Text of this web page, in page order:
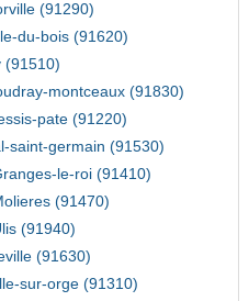
(91290)
du-bois (91620)
(91510)
montceaux (91830)
pate (91220)
saint-germain (91530)
le-roi (91410)
(91470)
(91940)
(91630)
sur-orge (91310)